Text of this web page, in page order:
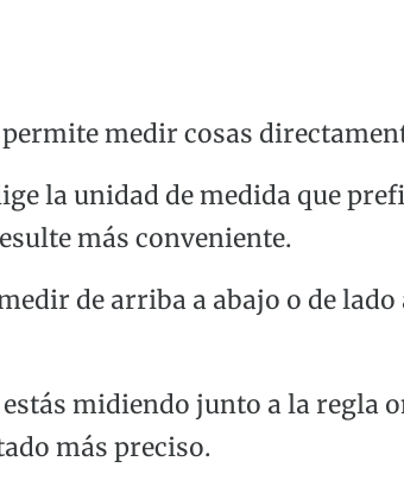
medir cosas
la unidad de medida que
más conveniente.
de arriba a abajo o de
midiendo junto a la regla
más preciso.